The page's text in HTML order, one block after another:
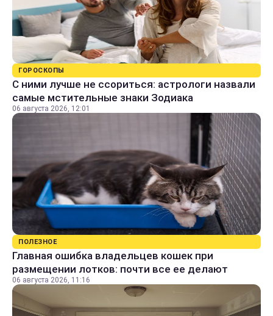
ГОРОСКОПЫ
С ними лучше не ссориться: астрологи назвали
самые мстительные знаки Зодиака
06 августа 2026, 12:01
ПОЛЕЗНОЕ
Главная ошибка владельцев кошек при
размещении лотков: почти все ее делают
06 августа 2026, 11:16